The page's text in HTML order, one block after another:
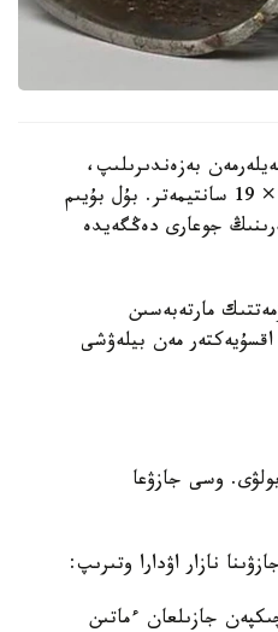
بەزەندىرىلىپ،
تابان تىرەيتىن بولىگىنىڭ جيەگى نازىك ورنەكتەرمەن كومكەرىلگەن. ولشەمى - 15,9 × 19 سانتيمەتر. بۇل بۇيىم
جوعارى دەڭگەيدە
مارتەبەسىن
مەن بيلەۋشى
وسى جازۋعا
نازار اۋدارا وتىرىپ:
جازىلعان ءماتىن